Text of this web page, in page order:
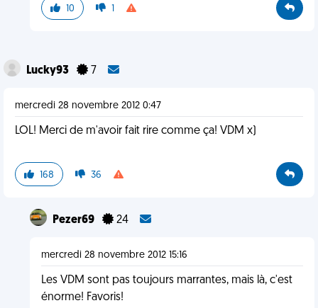
10 1
Lucky93 7
mercredi 28 novembre 2012 0:47
LOL! Merci de m'avoir fait rire comme ça! VDM x)
168 36
Pezer69 24
mercredi 28 novembre 2012 15:16
Les VDM sont pas toujours marrantes, mais là, c'est
énorme! Favoris!